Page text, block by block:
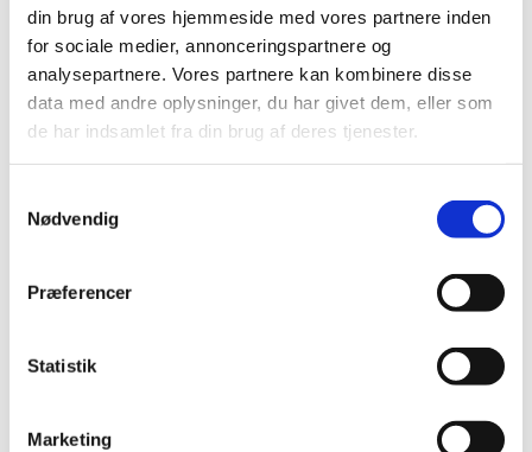
din brug af vores hjemmeside med vores partnere inden
for sociale medier, annonceringspartnere og
analysepartnere. Vores partnere kan kombinere disse
data med andre oplysninger, du har givet dem, eller som
de har indsamlet fra din brug af deres tjenester.
Nødvendig
Præferencer
Statistik
Marketing
Du vil måske også kunne lide...